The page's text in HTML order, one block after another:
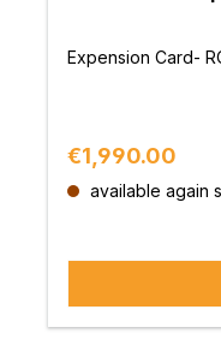
Expension Card-
Regular price:
€1,990.00
available again